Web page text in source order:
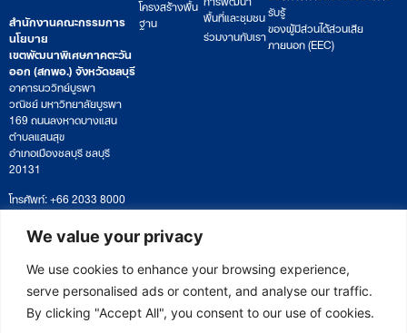
We value your privacy
We use cookies to enhance your browsing experience,
serve personalised ads or content, and analyse our traffic.
By clicking "Accept All", you consent to our use of cookies.
สำนักงานคณะกรรมการ
นโยบาย
เขตพัฒนาพิเศษภาคตะวัน
ออก (สกพอ.) จังหวัดชลบุรี
อาคารนววิทย์บูรพา
วณิชย์ มหาวิทยาลัยบูรพา
169 ถนนลงหาดบางแสน
ตำบลแสนสุข
อำเภอเมืองชลบุรี ชลบุรี
20131
โทรศัพท์: +66 2033 8000
เวลาทำการ: จันทร์ – ศุกร์
09:00 – 17:00 น.
ติดตามหนังสือหรือยื่นเอกสาร
saraban@eeco.or.th
โครงสร้างพื้น
ฐาน
พื้นที่และชุมชน
ร่วมงานกับเรา
รับรู้
ของผู้มีส่วนได้ส่วนเสีย
ภายนอก (EEC)